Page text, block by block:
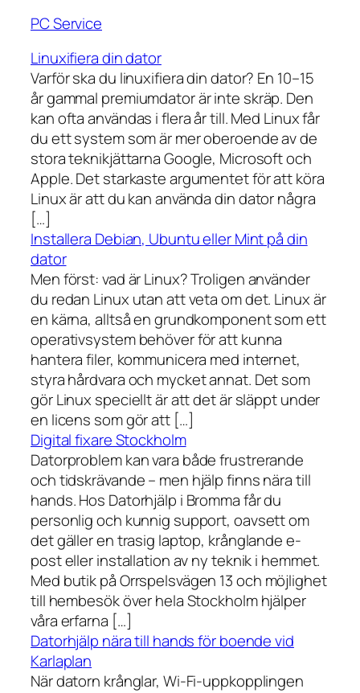
PC Service
Linuxifiera din dator
Varför ska du linuxifiera din dator? En 10–15
år gammal premiumdator är inte skräp. Den
kan ofta användas i flera år till. Med Linux får
du ett system som är mer oberoende av de
stora teknikjättarna Google, Microsoft och
Apple. Det starkaste argumentet för att köra
Linux är att du kan använda din dator några
[…]
Installera Debian, Ubuntu eller Mint på din
dator
Men först: vad är Linux? Troligen använder
du redan Linux utan att veta om det. Linux är
en kärna, alltså en grundkomponent som ett
operativsystem behöver för att kunna
hantera filer, kommunicera med internet,
styra hårdvara och mycket annat. Det som
gör Linux speciellt är att det är släppt under
en licens som gör att […]
Digital fixare Stockholm
Datorproblem kan vara både frustrerande
och tidskrävande – men hjälp finns nära till
hands. Hos Datorhjälp i Bromma får du
personlig och kunnig support, oavsett om
det gäller en trasig laptop, krånglande e-
post eller installation av ny teknik i hemmet.
Med butik på Orrspelsvägen 13 och möjlighet
till hembesök över hela Stockholm hjälper
våra erfarna […]
Datorhjälp nära till hands för boende vid
Karlaplan
När datorn krånglar, Wi-Fi-uppkopplingen